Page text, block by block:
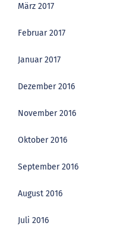
März 2017
Februar 2017
Januar 2017
Dezember 2016
November 2016
Oktober 2016
September 2016
August 2016
Juli 2016